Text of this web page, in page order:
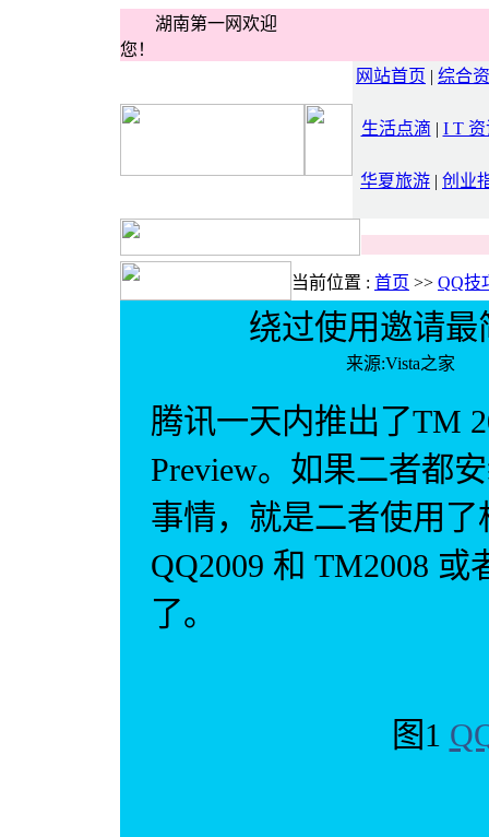
湖南第一网欢迎
您！
网站首页 | 综合
生活点滴 | I T 资
华夏旅游 | 创业
当前位置 : 首页 >> QQ技
绕过使用邀请最
来源:Vista
腾讯一天内推出了TM
Preview。如果二者都
事情，就是二者使用
QQ2009 和 TM2008
了。
图1